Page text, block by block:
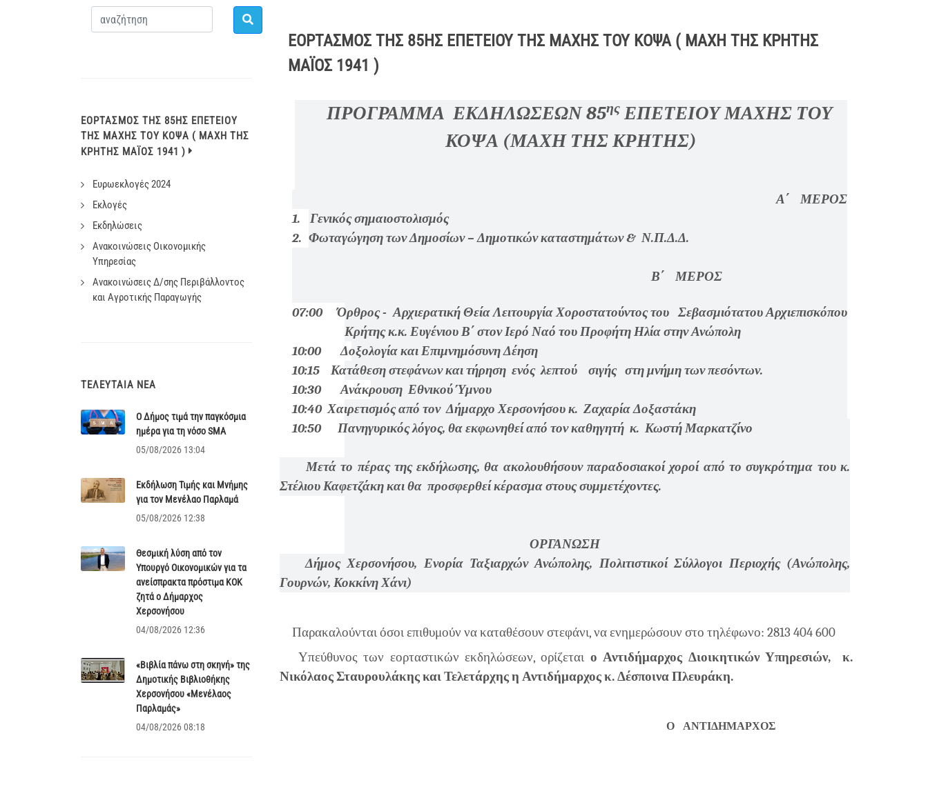
ΕΟΡΤΑΣΜΟΣ ΤΗΣ 85ΗΣ ΕΠΕΤΕΙΟΥ ΤΗΣ ΜΑΧΗΣ ΤΟΥ ΚΟΨΑ ( ΜΑΧΗ ΤΗΣ ΚΡΗΤΗΣ
ΜΑΪΟΣ 1941 )
ΠΡΟΓΡΑΜΜΑ ΕΚΔΗΛΩΣΕΩΝ 85ης ΕΠΕΤΕΙΟΥ ΜΑΧΗΣ ΤΟΥ
ΚΟΨΑ (ΜΑΧΗ ΤΗΣ ΚΡΗΤΗΣ)
Α΄ ΜΕΡΟΣ
1.
Γενικός σημαιοστολισμός
2. Φωταγώγηση των Δημοσίων – Δημοτικών καταστημάτων & Ν.Π.Δ.Δ.
Β΄ ΜΕΡΟΣ
07:00 Όρθρος - Αρχιερατική Θεία Λειτουργία Χοροστατούντος του Σεβασμιότατου Αρχιεπισκόπου
Κρήτης κ.κ. Ευγένιου Β΄ στον Ιερό Ναό του Προφήτη Ηλία στην Ανώπολη
10:00 Δοξολογία και Επιμνημόσυνη Δέηση
10:15 Κατάθεση στεφάνων και τήρηση ενός λεπτού σιγής στη μνήμη των πεσόντων.
10:30 Ανάκρουση Εθνικού Ύμνου
10:40 Χαιρετισμός από τον Δήμαρχο Χερσονήσου κ. Ζαχαρία Δοξαστάκη
10:50 Πανηγυρικός λόγος, θα εκφωνηθεί από τον καθηγητή κ. Κωστή Μαρκατζίνο
Μετά το πέρας της εκδήλωσης, θα ακολουθήσουν παραδοσιακοί χοροί από το συγκρότημα του κ.
Στέλιου Καφετζάκη και θα προσφερθεί κέρασμα στους συμμετέχοντες.
ΟΡΓΑΝΩΣΗ
Δήμος Χερσονήσου, Ενορία Ταξιαρχών Ανώπολης, Πολιτιστικοί Σύλλογοι Περιοχής (Ανώπολης,
Γουρνών, Κοκκίνη Χάνι)
Παρακαλούνται όσοι επιθυμούν να καταθέσουν στεφάνι, να ενημερώσουν στο τηλέφωνο: 2813 404 600
Υπεύθυνος των εορταστικών εκδηλώσεων, ορίζεται ο Αντιδήμαρχος Διοικητικών Υπηρεσιών, κ.
Νικόλαος Σταυρουλάκης και Τελετάρχης η Αντιδήμαρχος κ. Δέσποινα Πλευράκη.
Ο ΑΝΤΙΔΗΜΑΡΧΟΣ
ΕΟΡΤΑΣΜΟΣ ΤΗΣ 85ΗΣ ΕΠΕΤΕΙΟΥ
ΤΗΣ ΜΑΧΗΣ ΤΟΥ ΚΟΨΑ ( ΜΑΧΗ ΤΗΣ
ΚΡΗΤΗΣ ΜΑΪΟΣ 1941 )
Ευρωεκλογές 2024
Εκλογές
Εκδηλώσεις
Ανακοινώσεις Οικονομικής
Υπηρεσίας
Ανακοινώσεις Δ/σης Περιβάλλοντος
και Αγροτικής Παραγωγής
ΤΕΛΕΥΤΑΊΑ ΝΈΑ
Ο Δήμος τιμά την παγκόσμια
ημέρα για τη νόσο SMA
05/08/2026 13:04
Εκδήλωση Τιμής και Μνήμης
για τον Μενέλαο Παρλαμά
05/08/2026 12:38
Θεσμική λύση από τον
Υπουργό Οικονομικών για τα
ανείσπρακτα πρόστιμα ΚΟΚ
ζητά ο Δήμαρχος
Χερσονήσου
04/08/2026 12:36
«Βιβλία πάνω στη σκηνή» της
Δημοτικής Βιβλιοθήκης
Χερσονήσου «Μενέλαος
Παρλαμάς»
04/08/2026 08:18